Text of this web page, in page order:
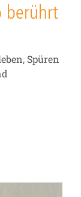
berührt
Spüren